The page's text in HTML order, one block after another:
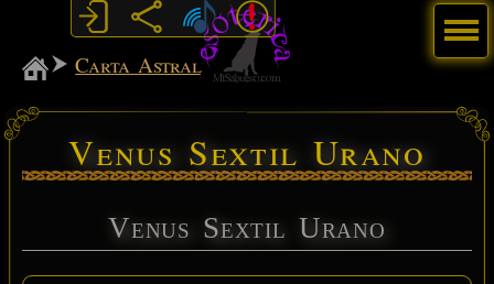
MiSabueso
Carta Astral
Venus Sextil Urano
Venus Sextil Urano
Menú